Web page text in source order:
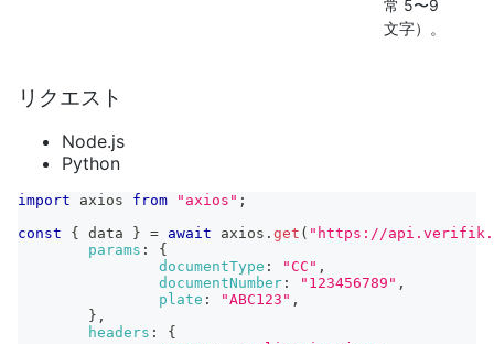
常 5〜9
文字）。
リクエスト
Node.js
Python
import axios from "axios" ;
const
{ data } = await axios . get ( "https://
params :
{
documentType : "CC" ,
documentNumber : "123456789" ,
plate : "ABC123" ,
} ,
headers :
{